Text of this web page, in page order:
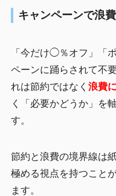
キャンペーンで浪費
「今だけ◯％オフ」「
ペーンに踊らされて不
れは節約ではなく 浪費
く「必要かどうか」を
す。
節約と浪費の境界線は紙
極める視点を持つこと
ます。